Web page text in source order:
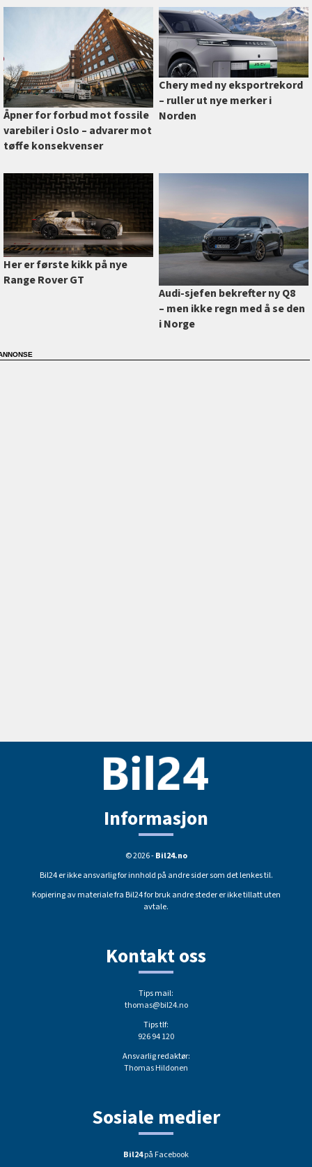
Åpner for forbud mot fossile
varebiler i Oslo –⁠ advarer mot
tøffe konsekvenser
Chery med ny eksportrekord
–⁠ ruller ut nye merker i
Norden
Her er første kikk på nye
Range Rover GT
Audi-sjefen bekrefter ny Q8
–⁠ men ikke regn med å se den
i Norge
Informasjon
© 2026 -Bil24.no
Bil24 er ikke ansvarlig for innhold på andre sider som det lenkes til.
Kopiering av materiale fra Bil24 for bruk andre steder er ikke tillatt uten
avtale.
Kontakt oss
Tips mail:
thomas@bil24.no
Tips tlf:
926 94 120
Ansvarlig redaktør:
Thomas Hildonen
Sosiale medier
Bil24på Facebook